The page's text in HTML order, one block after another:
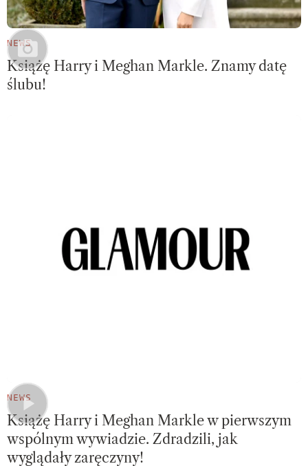
NEWS
Książę Harry i Meghan Markle. Znamy datę
ślubu!
NEWS
Książę Harry i Meghan Markle w pierwszym
wspólnym wywiadzie. Zdradzili, jak
wyglądały zaręczyny!